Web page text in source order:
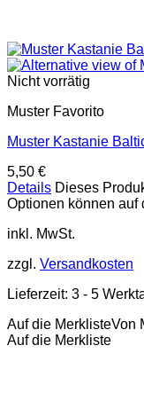
Nicht vorrätig
Muster Favorito
Muster Kastanie
5,50 €
Details Dieses
Optionen können auf
inkl. MwSt.
zzgl. Versandkosten
Lieferzeit: 3 - 5
Auf die MerklisteVon
Auf die Merkliste